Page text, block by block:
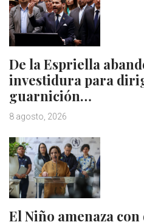
De la Espriella
investidura para
guarnición…
8 agosto, 2026
El Niño amenaza